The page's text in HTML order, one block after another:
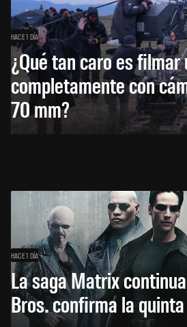
HACE 1 DÍA
¿Qué tan caro es filmar
completamente con
70 mm?
HACE 1 DÍA
La saga Matrix
Bros. confirma la